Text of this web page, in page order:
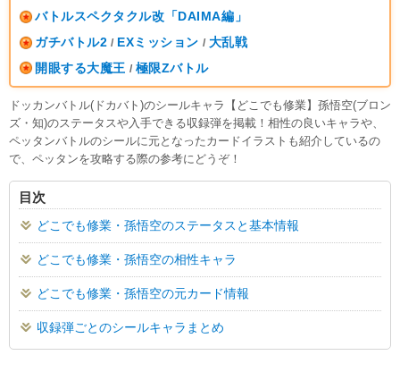
バトルスペクタクル改「DAIMA編」
ガチバトル2 / EXミッション / 大乱戦
開眼する大魔王 / 極限Zバトル
ドッカンバトル(ドカバト)のシールキャラ【どこでも修業】孫悟空(ブロン
ズ・知)のステータスや入手できる収録弾を掲載！相性の良いキャラや、
ペッタンバトルのシールに元となったカードイラストも紹介しているの
で、ペッタンを攻略する際の参考にどうぞ！
目次
どこでも修業・孫悟空のステータスと基本情報
どこでも修業・孫悟空の相性キャラ
どこでも修業・孫悟空の元カード情報
収録弾ごとのシールキャラまとめ